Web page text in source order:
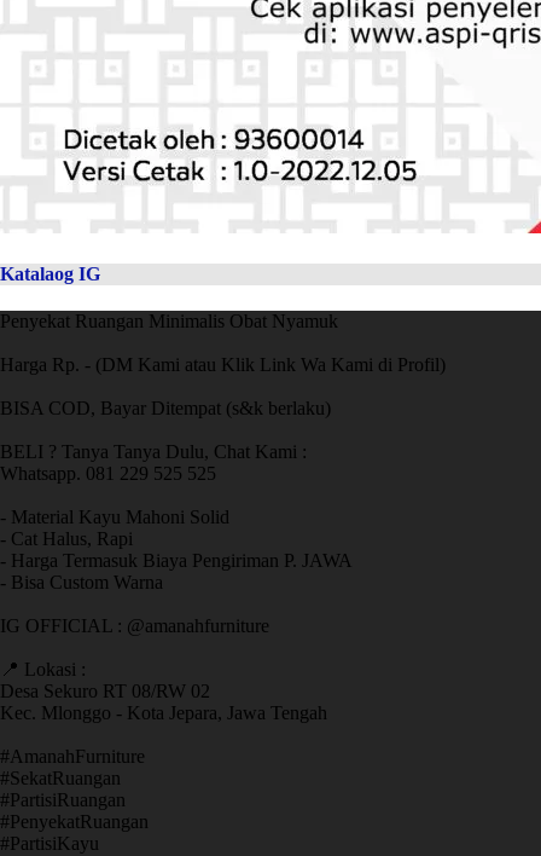
Katalaog IG
Penyekat Ruangan Minimalis Obat Nyamuk
Harga Rp. - (DM Kami atau Klik Link Wa Kami di Profil)
BISA COD, Bayar Ditempat (s&k berlaku)
BELI ? Tanya Tanya Dulu, Chat Kami :
Whatsapp. 081 229 525 525
- Material Kayu Mahoni Solid
- Cat Halus, Rapi
- Harga Termasuk Biaya Pengiriman P. JAWA
- Bisa Custom Warna
IG OFFICIAL : @amanahfurniture
📍 Lokasi :
Desa Sekuro RT 08/RW 02
Kec. Mlonggo - Kota Jepara, Jawa Tengah
​#AmanahFurniture
​#SekatRuangan
​#PartisiRuangan
​#PenyekatRuangan
​#PartisiKayu